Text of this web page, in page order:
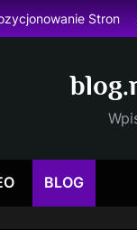
Stron
BLOG